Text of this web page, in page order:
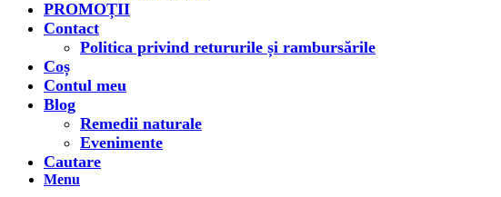
PROMOȚII
Contact
Politica privind retururile și rambursările
Coș
Contul meu
Blog
Remedii naturale
Evenimente
Cautare
Menu